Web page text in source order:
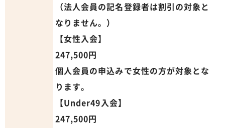
（法人会員の記名登録者は割引の対象と
なりません。）
【女性入会】
247,500円
個人会員の申込みで女性の方が対象とな
ります。
【Under49入会】
247,500円